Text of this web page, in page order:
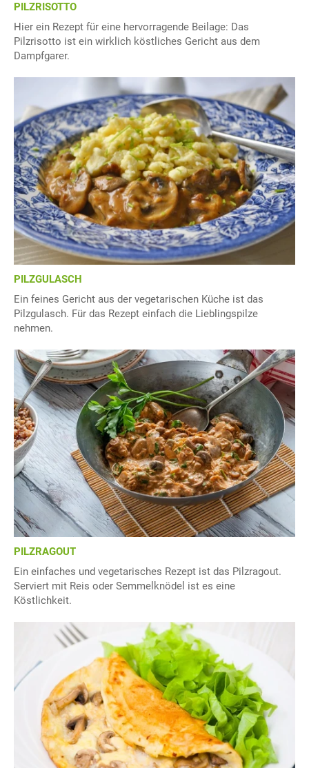
PILZRISOTTO
Hier ein Rezept für eine hervorragende Beilage: Das
Pilzrisotto ist ein wirklich köstliches Gericht aus dem
Dampfgarer.
PILZGULASCH
Ein feines Gericht aus der vegetarischen Küche ist das
Pilzgulasch. Für das Rezept einfach die Lieblingspilze
nehmen.
PILZRAGOUT
Ein einfaches und vegetarisches Rezept ist das Pilzragout.
Serviert mit Reis oder Semmelknödel ist es eine
Köstlichkeit.